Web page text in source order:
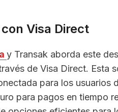
Visa Direct
y Transak aborda este
de Visa Direct. Esta
para los usuarios
para pagos en tiempo